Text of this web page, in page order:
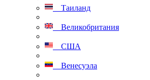
Таиланд
Великобритания
США
Венесуэла